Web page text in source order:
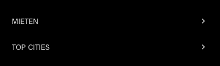
MIETEN
TOP CITIES